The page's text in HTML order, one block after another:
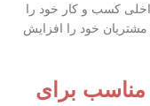
داخلی کسب و کار خود را
خود را افزایش
مناسب برای